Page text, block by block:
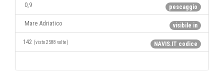
pescaggio
0,9
visibile in
Mare Adriatico
NAVIS.IT codice
142 (visto 2588 volte)